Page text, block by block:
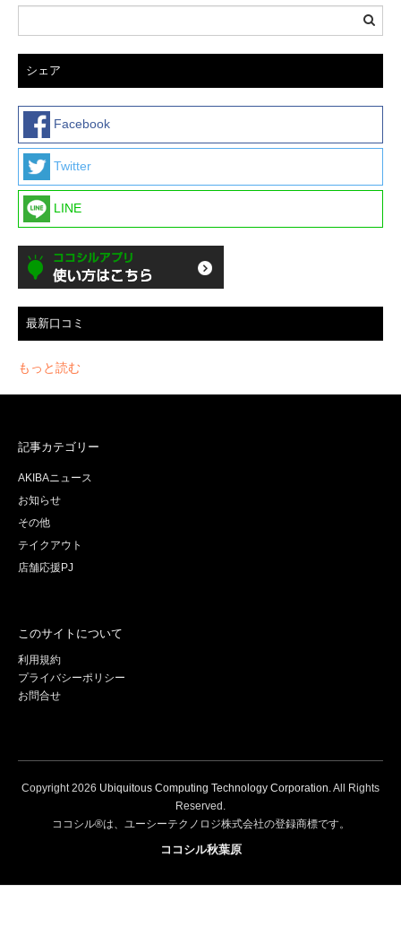
シェア
Facebook
Twitter
LINE
最新口コミ
もっと読む
記事カテゴリー
AKIBAニュース
お知らせ
その他
テイクアウト
店舗応援PJ
このサイトについて
利用規約
プライバシーポリシー
お問合せ
Copyright2026 Ubiquitous Computing Technology Corporation. All Rights
Reserved.
ココシル®は、ユーシーテクノロジ株式会社の登録商標です。
ココシル秋葉原